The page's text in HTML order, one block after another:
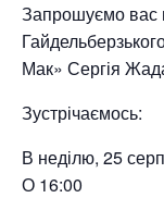
Запрошуємо вас
Мак» Сергія
Зустрічаємось:
В неділю, 25
О 16:00